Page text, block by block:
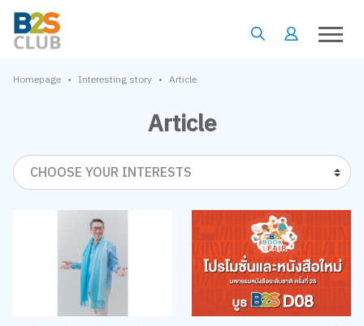
Homepage • Interesting story • Article
Article
CHOOSE YOUR INTERESTS